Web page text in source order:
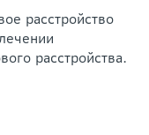
расстройство
расстройства.